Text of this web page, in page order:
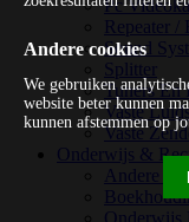
Pc
Repeater /
Sound
Splitter
Tuners En
Vaste
Vaste
Onderwijs &
Andere
Andere cookies
We gebruiken
website beter kunnen
kunnen afstemmen op